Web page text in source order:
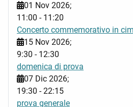
01 Nov 2026;
11:00 - 11:20
Concerto commemorativo in
15 Nov 2026;
9:30 - 12:30
domenica di prova
07 Dic 2026;
19:30 -22:15
prova generale